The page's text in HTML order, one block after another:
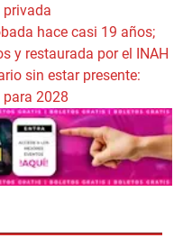
privada
hace casi 19 años;
y restaurada por el INAH
sin estar presente:
2028